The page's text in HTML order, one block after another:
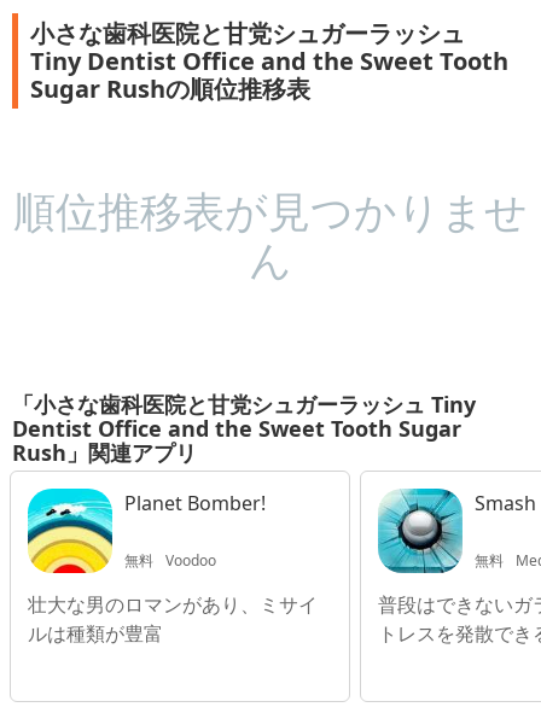
小さな歯科医院と甘党シュガーラッシュ
Tiny Dentist Office and the Sweet Tooth
Sugar Rushの順位推移表
順位推移表が見つかりませ
ん
「小さな歯科医院と甘党シュガーラッシュ Tiny
Dentist Office and the Sweet Tooth Sugar
Rush」関連アプリ
Planet Bomber!
無料 Voodoo
壮大な男のロマンがあり、ミサイ
ルは種類が豊富
無料
普段はできないガ
トレスを発散でき